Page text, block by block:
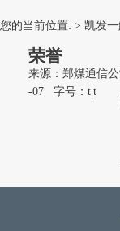
您的当前位置: > 凯发
荣誉
来源：郑煤通信公
-07
字号： t t